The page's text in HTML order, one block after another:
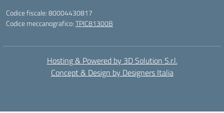
Codice fiscale: 80004430817
Codice meccanografico:TPIC81300B
Hosting & Powered by 3D Solution S.r.l.
Concept & Design by Designers Italia